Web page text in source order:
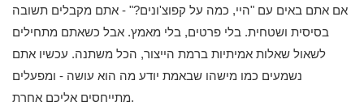
אם אתם באים עם "היי, כמה על קפוצ'ונים?" - אתם מקבלים תשובה
בסיסית ושטחית. בלי פרטים, בלי מאמץ. אבל כשאתם מתחילים
לשאול שאלות אמיתיות ברמת הייצור, הכל משתנה. עכשיו אתם
נשמעים כמו מישהו שבאמת יודע מה הוא עושה - ומפעלים
מתייחסים אליכם אחרת.